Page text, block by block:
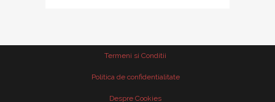
Termeni si Conditii
Politica de confidentialitate
Despre Cookies